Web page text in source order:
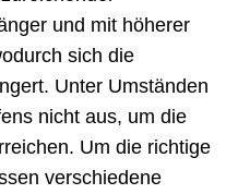
und mit höherer
sich die
Unter Umständen
nicht aus, um die
Um die richtige
verschiedene